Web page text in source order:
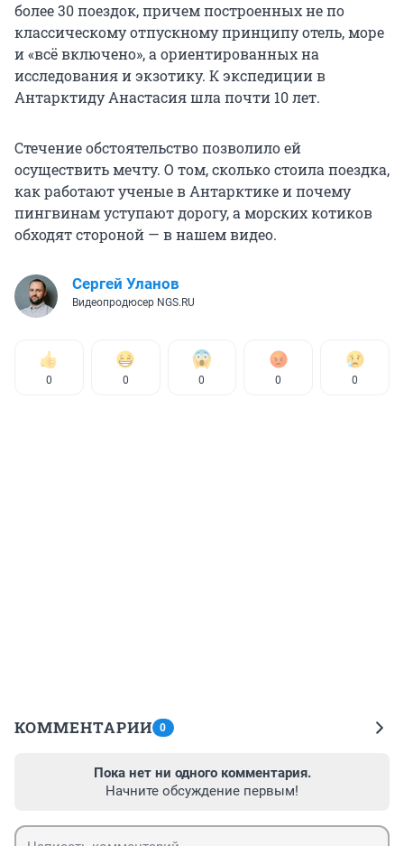
более 30 поездок, причем построенных не по
классическому отпускному принципу отель, море
и «всё включено», а ориентированных на
исследования и экзотику. К экспедиции в
Антарктиду Анастасия шла почти 10 лет.
Стечение обстоятельство позволило ей
осуществить мечту. О том, сколько стоила поездка,
как работают ученые в Антарктике и почему
пингвинам уступают дорогу, а морских котиков
обходят стороной — в нашем видео.
Сергей Уланов
Видеопродюсер NGS.RU
0 0 0 0 0
КОММЕНТАРИИ 0
Пока нет ни одного комментария.
Начните обсуждение первым!